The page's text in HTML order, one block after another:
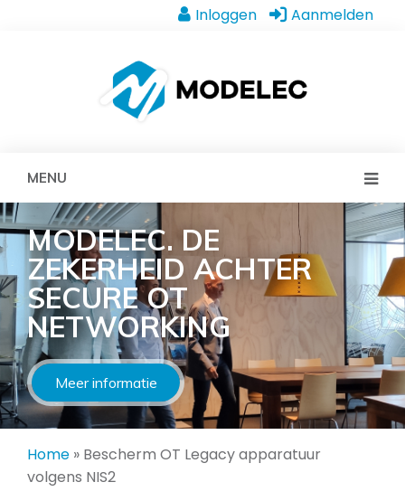
Inloggen Aanmelden
MENU
MODELEC. DE
ZEKERHEID ACHTER
SECURE OT
NETWORKING
Meer informatie
Home » Bescherm OT Legacy apparatuur
volgens NIS2